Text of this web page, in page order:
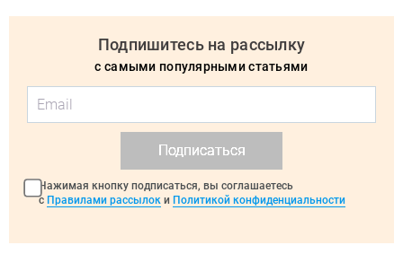
Подпишитесь на рассылку
с самыми популярными статьями
Подписаться
Нажимая кнопку подписаться, вы соглашаетесь
с Правилами рассылок и Политикой конфиденциальности